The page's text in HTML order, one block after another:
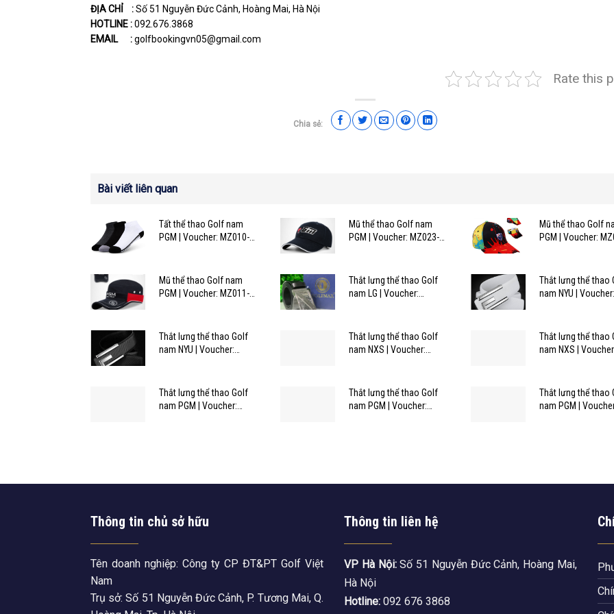
ĐỊA CHỈ :Số 51 Nguyễn Đức Cảnh, Hoàng Mai, Hà Nội
HOTLINE :092.676.3868
EMAIL :golfbookingvn05@gmail.com
Rate this
Chia sẻ:
Bài viết liên quan
Tất thể thao Golf nam
PGM | Voucher: MZ010-
Mũ thể thao Golf nam
PGM | Voucher: MZ023-
Mũ thể thao Golf
PGM | Voucher:
Mũ thể thao Golf nam
PGM | Voucher: MZ011-
Thắt lưng thể thao Golf
nam LG | Voucher:
Thắt lưng thể thao
nam NYU | Voucher:
Thắt lưng thể thao Golf
nam NYU | Voucher:
Thắt lưng thể thao Golf
nam NXS | Voucher:
Thắt lưng thể thao
nam NXS |
Thắt lưng thể thao Golf
nam PGM | Voucher:
Thắt lưng thể thao Golf
nam PGM | Voucher:
Thắt lưng thể thao
nam PGM |
Thông tin chủ sở hữu
Tên doanh nghiệp: Công ty CP ĐT&PT Golf Việt
Nam
Trụ sở: Số 51 Nguyễn Đức Cảnh, P. Tương Mai, Q.
Thông tin liên hệ
VP Hà Nội:Số 51 Nguyễn Đức Cảnh, Hoàng Mai,
Hà Nội
Hotline: 092 676 3868